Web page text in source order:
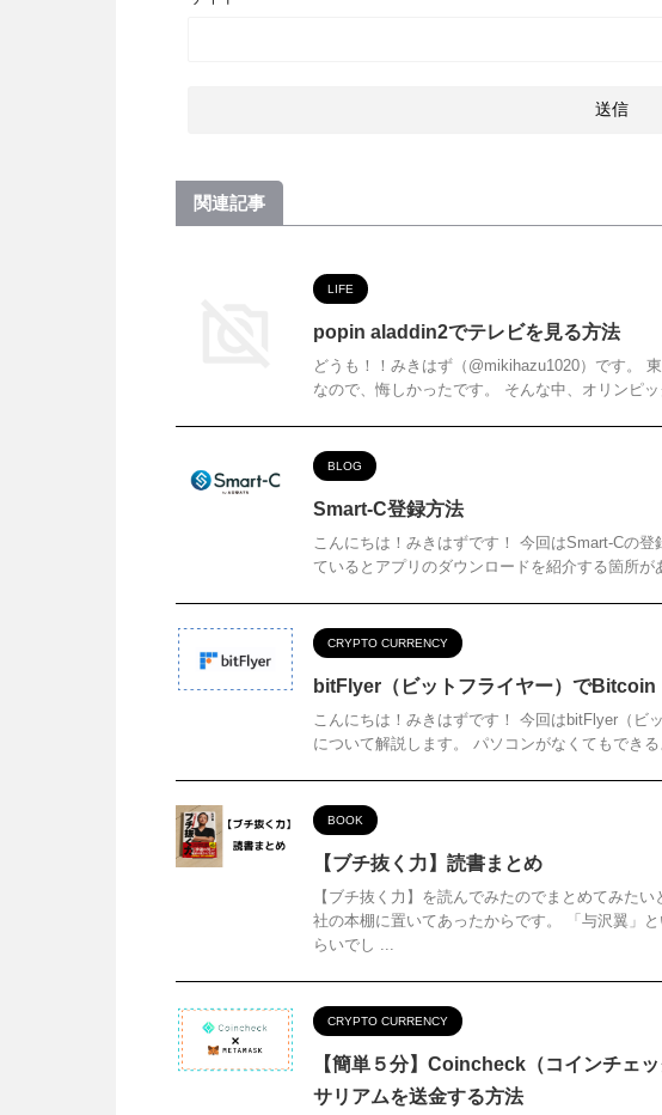
関連記事
LIFE
popin aladdin2でテレビを見る方法
どうも！！みきはず（@mikihazu1020）です。
なので、悔しかったです。 そんな中、オリンピ
BLOG
Smart-C登録方法
こんにちは！みきはずです！ 今回はSmart-Cの
ているとアプリのダウンロードを紹介する箇所が
CRYPTO CURRENCY
bitFlyer（ビットフライヤー）でBitcoin
こんにちは！みきはずです！ 今回はbitFlyer（ビ
について解説します。 パソコンがなくてもでき
BOOK
【ブチ抜く力】読書まとめ
【ブチ抜く力】を読んでみたのでまとめてみた
社の本棚に置いてあったからです。 「与沢翼」
らいでし ...
CRYPTO CURRENCY
【簡単５分】Coincheck（コインチェ
サリアムを送金する方法